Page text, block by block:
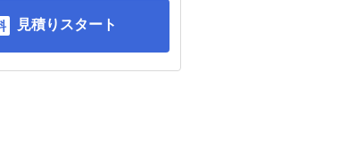
見積りスタート